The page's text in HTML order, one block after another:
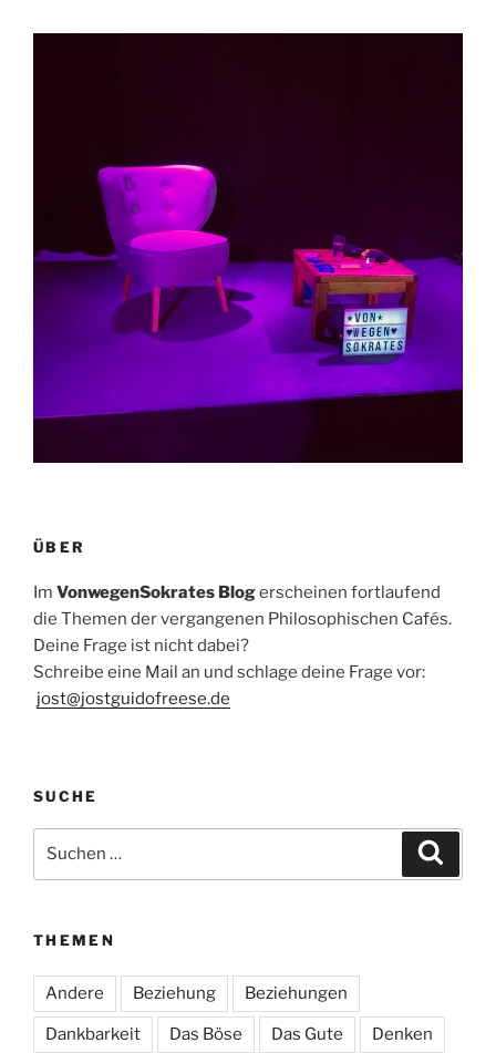
ÜBER
Im VonwegenSokrates Blogerscheinen fortlaufend
die Themen der vergangenen Philosophischen Cafés.
Deine Frage ist nicht dabei?
Schreibe eine Mail an und schlage deine Frage vor:
jost@jostguidofreese.de
SUCHE
nach:
THEMEN
Andere Beziehung Beziehungen
Dankbarkeit Das Böse Das Gute Denken